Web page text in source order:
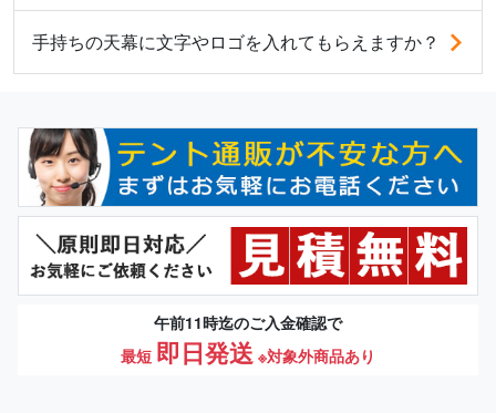
手持ちの天幕に文字やロゴを入れてもらえますか？
午前11時迄のご入金確認で
最短 即日発送 ※対象外商品あり